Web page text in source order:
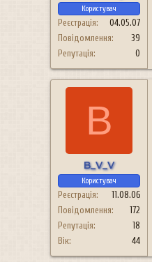
Користувач
Реєстрація
04.05.07
Повідомлення
39
Репутація
0
B
B_V_V
Користувач
Реєстрація
11.08.06
Повідомлення
172
Репутація
18
Вік
44